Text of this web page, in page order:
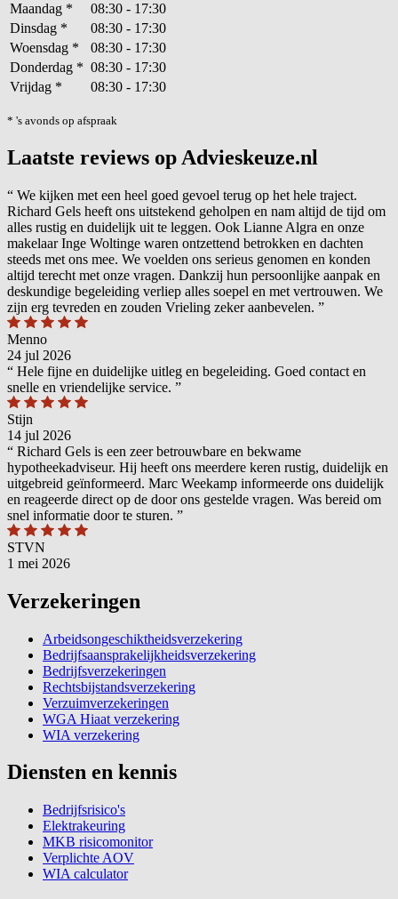
Maandag *
08:30 - 17:30
Dinsdag *
08:30 - 17:30
Woensdag *
08:30 - 17:30
Donderdag * 08:30 - 17:30
Vrijdag * 08:30 - 17:30
* 's avonds op afspraak
Laatste reviews op Advieskeuze.nl
“ We kijken met een heel goed gevoel terug op het hele traject.
Richard Gels heeft ons uitstekend geholpen en nam altijd de tijd om
alles rustig en duidelijk uit te leggen. Ook Lianne Algra en onze
makelaar Inge Woltinge waren ontzettend betrokken en dachten
steeds met ons mee. We voelden ons serieus genomen en konden
altijd terecht met onze vragen. Dankzij hun persoonlijke aanpak en
deskundige begeleiding verliep alles soepel en met vertrouwen. We
zijn erg tevreden en zouden Vrieling zeker aanbevelen. ”
Menno
24 jul 2026
“ Hele fijne en duidelijke uitleg en begeleiding. Goed contact en
snelle en vriendelijke service. ”
Stijn
14 jul 2026
“ Richard Gels is een zeer betrouwbare en bekwame
hypotheekadviseur. Hij heeft ons meerdere keren rustig, duidelijk en
uitgebreid geïnformeerd. Marc Weekamp informeerde ons duidelijk
en reageerde direct op de door ons gestelde vragen. Was bereid om
snel informatie door te sturen. ”
STVN
1 mei 2026
Verzekeringen
Arbeidsongeschiktheidsverzekering
Bedrijfsaansprakelijkheidsverzekering
Bedrijfsverzekeringen
Rechtsbijstandsverzekering
Verzuimverzekeringen
WGA Hiaat verzekering
WIA verzekering
Diensten en kennis
Bedrijfsrisico's
Elektrakeuring
MKB risicomonitor
Verplichte AOV
WIA calculator